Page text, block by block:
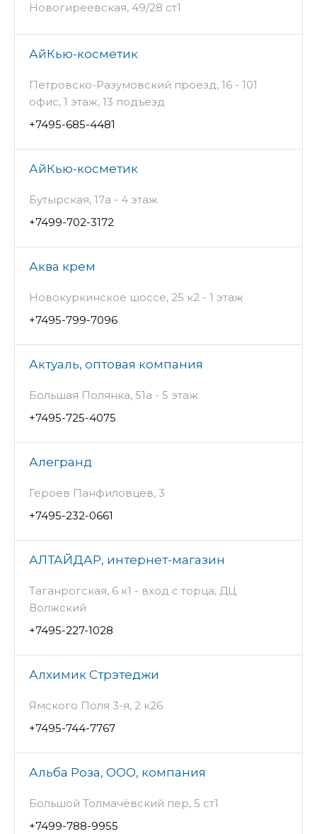
Новогиреевская, 49/28 ст1
АйКью-косметик
Петровско-Разумовский проезд, 16 - 101
офис, 1 этаж, 13 подъезд
+7495-685-4481
АйКью-косметик
Бутырская, 17а - 4 этаж
+7499-702-3172
Аква крем
Новокуркинское шоссе, 25 к2 - 1 этаж
+7495-799-7096
Актуаль, оптовая компания
Большая Полянка, 51а - 5 этаж
+7495-725-4075
Алегранд
Героев Панфиловцев, 3
+7495-232-0661
АЛТАЙДАР, интернет-магазин
Таганрогская, 6 к1 - вход с торца, ДЦ
Волжский
+7495-227-1028
Алхимик Стрэтеджи
Ямского Поля 3-я, 2 к26
+7495-744-7767
Альба Роза, ООО, компания
Большой Толмачёвский пер, 5 ст1
+7499-788-9955